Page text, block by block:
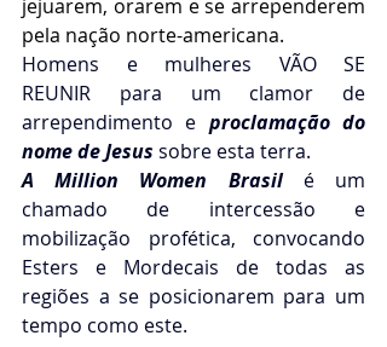
jejuarem, orarem e se arrependerem
pela nação norte-americana.
Homens e mulheres VÃO SE
REUNIR para um clamor de
arrependimento e proclamação do
nome de Jesus sobre esta terra.
A Million Women Brasil é um
chamado de intercessão e
mobilização profética, convocando
Esters e Mordecais de todas as
regiões a se posicionarem para um
tempo como este.